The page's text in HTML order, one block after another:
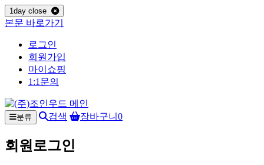
1day close
본문 바로가기
로그인
회원가입
마이쇼핑
1:1문의
분류 검색 장바구니 0
회원로그인